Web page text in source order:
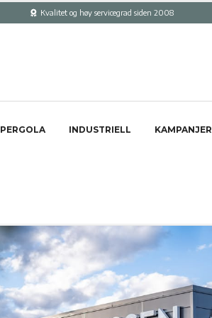
Kvalitet og høy servicegrad siden 2008
PERGOLA INDUSTRIELL KAMPANJER